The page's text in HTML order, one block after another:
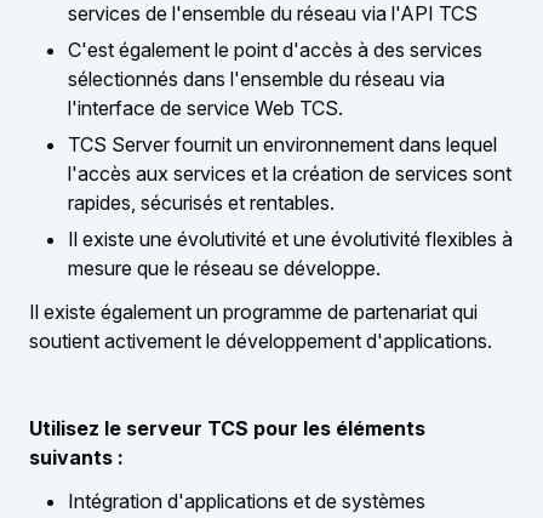
services de l'ensemble du réseau via l'API TCS
C'est également le point d'accès à des services
sélectionnés dans l'ensemble du réseau via
l'interface de service Web TCS.
TCS Server fournit un environnement dans lequel
l'accès aux services et la création de services sont
rapides, sécurisés et rentables.
Il existe une évolutivité et une évolutivité flexibles à
mesure que le réseau se développe.
Il existe également un programme de partenariat qui
soutient activement le développement d'applications.
Utilisez le serveur TCS pour les éléments
suivants :
Intégration d'applications et de systèmes